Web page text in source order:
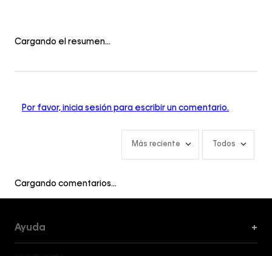
Cargando el resumen…
Por favor, inicia sesión para escribir un comentario.
Más reciente Todos
Cargando comentarios…
Ayuda +